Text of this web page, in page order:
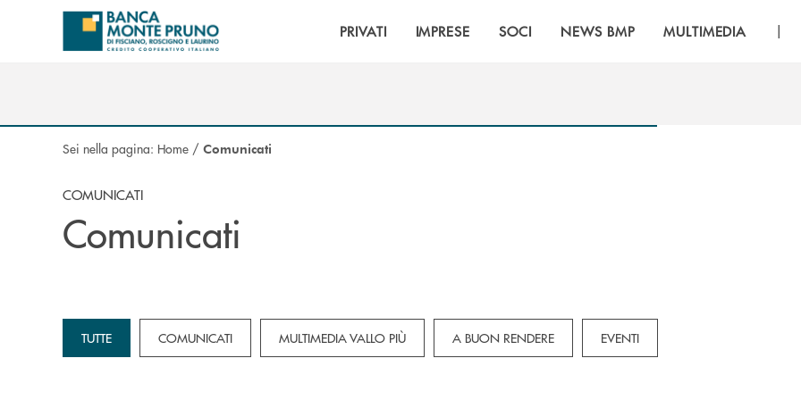
Salta al contenuto principale
PRIVATI IMPRESE SOCI NEWS BMP MULTIMEDIA |
Sei nella pagina: Home / Comunicati
COMUNICATI
Comunicati
TUTTE COMUNICATI MULTIMEDIA VALLO PIÙ A BUON RENDERE EVENTI